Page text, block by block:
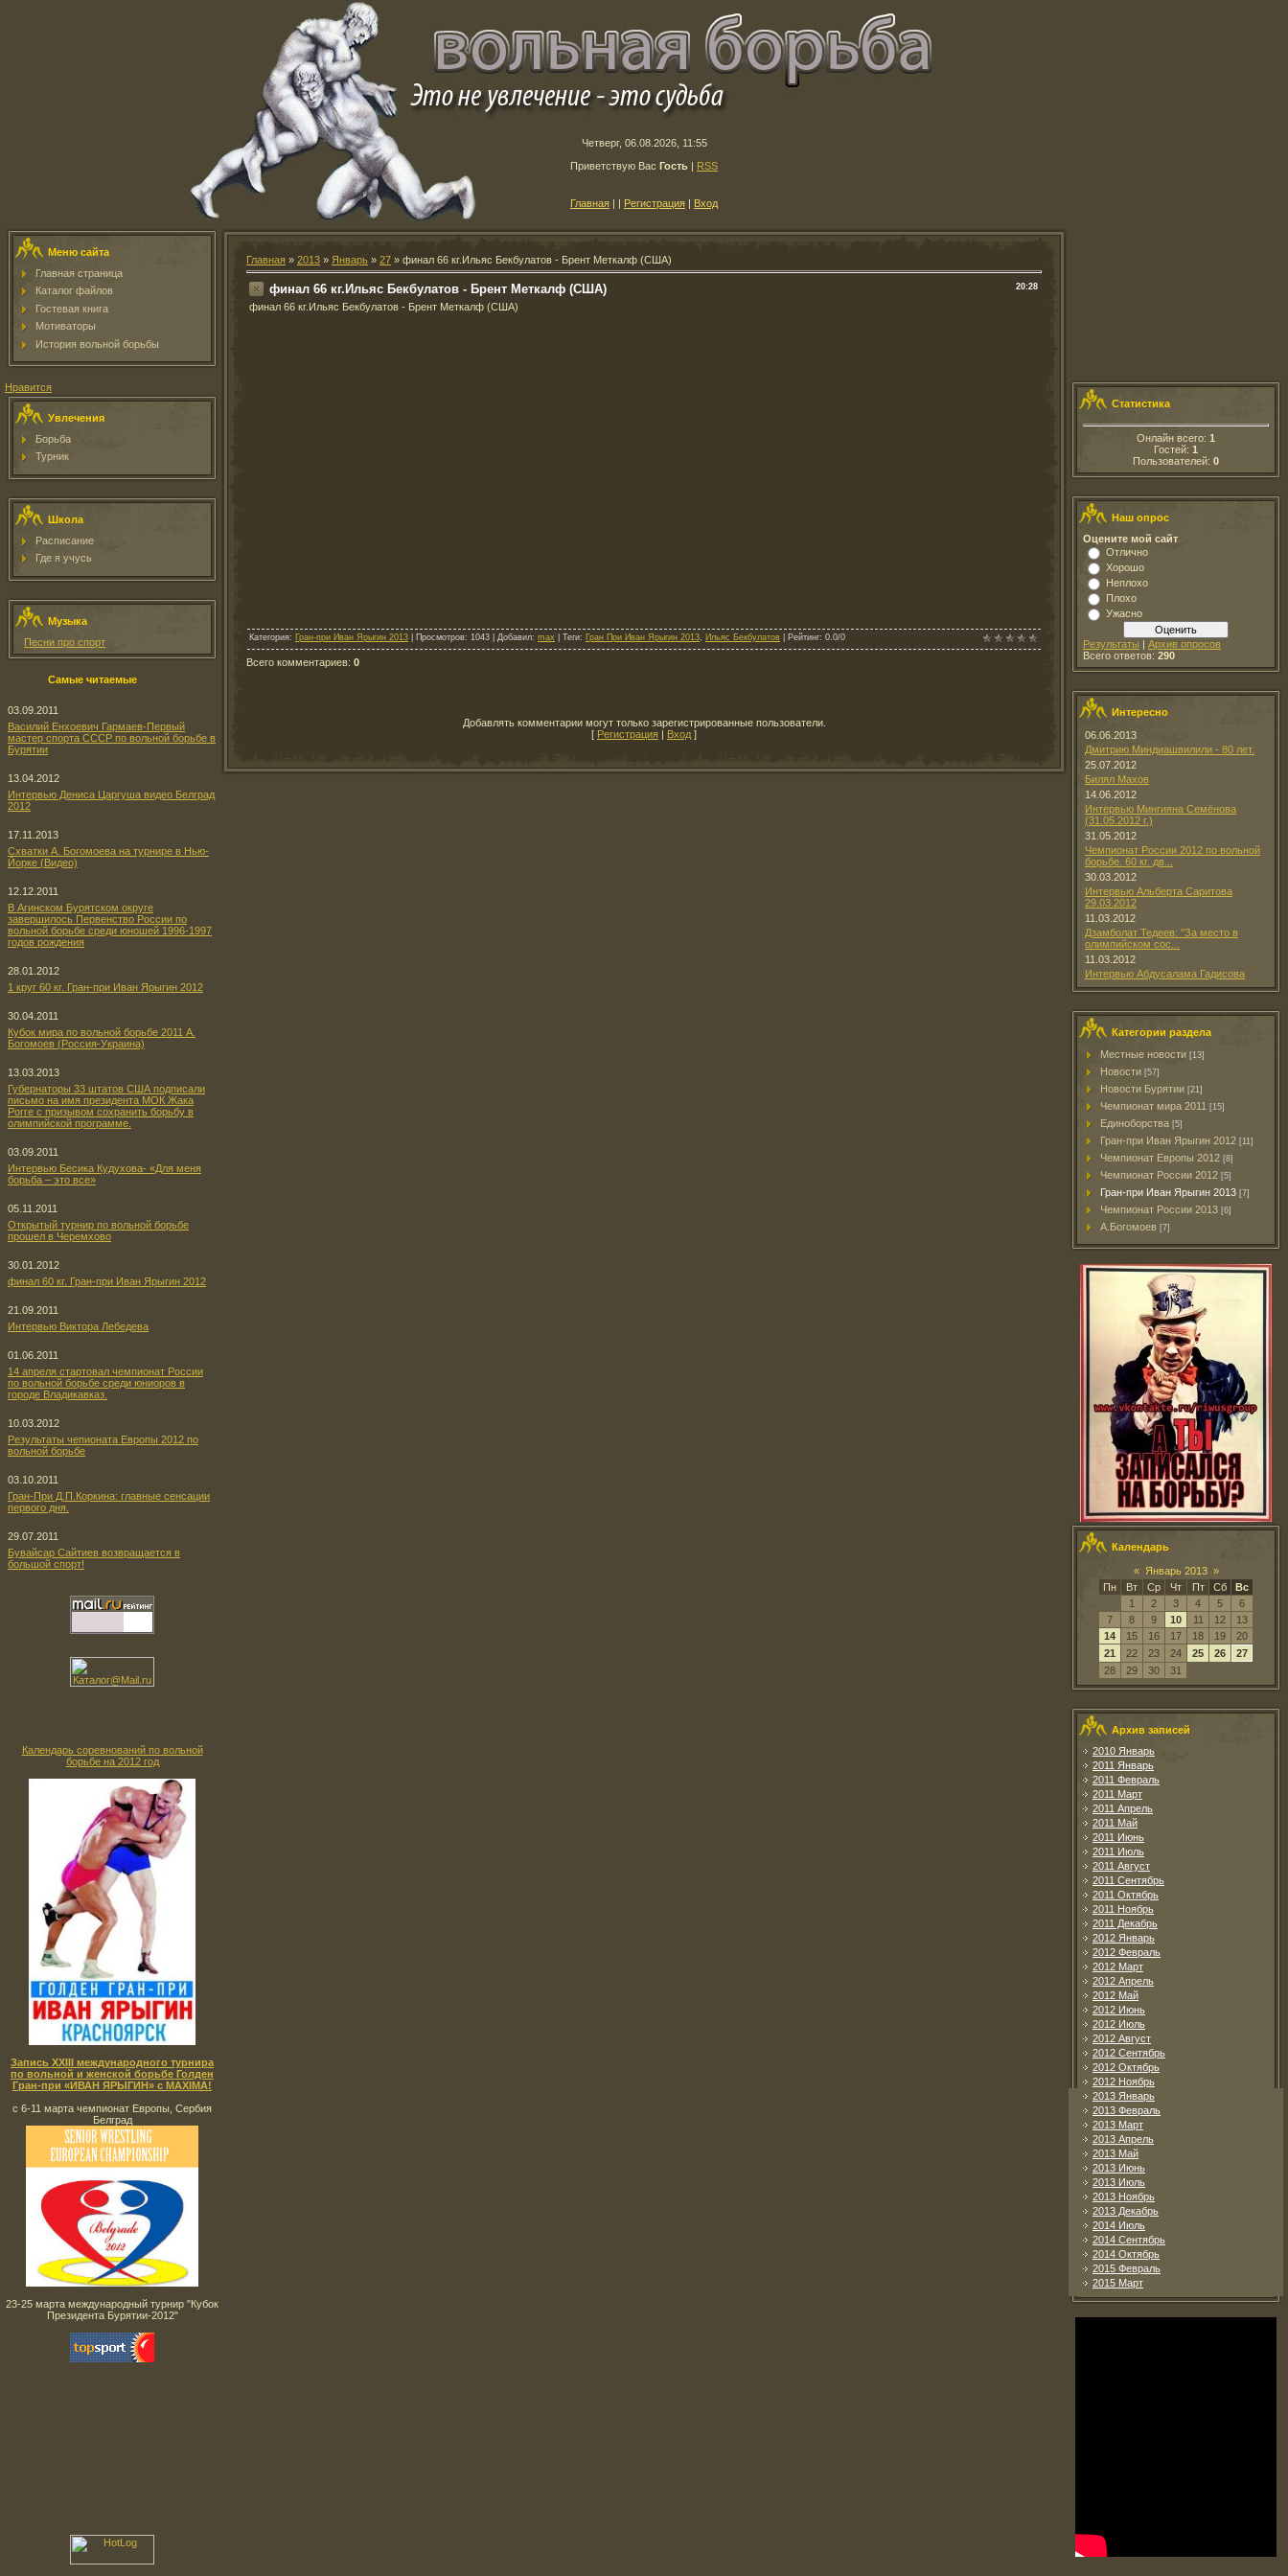
Четверг, 06.08.2026, 11:55
Приветствую Вас Гость | RSS
Главная | | Регистрация | Вход
Меню сайта
Главная страница
Каталог файлов
Гостевая книга
Мотиваторы
История вольной борьбы
Нравится
Увлечения
Борьба
Турник
Школа
Расписание
Где я учусь
Музыка
Песни про спорт
Самые читаемые
03.09.2011
Василий Енхоевич Гармаев-Первый
мастер спорта СССР по вольной борьбе в
Бурятии
13.04.2012
Интервью Дениса Царгуша видео Белград
2012
17.11.2013
Схватки А. Богомоева на турнире в Нью-
Йорке (Видео)
12.12.2011
В Агинском Бурятском округе
завершилось Первенство России по
вольной борьбе среди юношей 1996-1997
годов рождения
28.01.2012
1 круг 60 кг. Гран-при Иван Ярыгин 2012
30.04.2011
Кубок мира по вольной борьбе 2011 А.
Богомоев (Россия-Украина)
13.03.2013
Губернаторы 33 штатов США подписали
письмо на имя президента МОК Жака
Рогге с призывом сохранить борьбу в
олимпийской программе.
03.09.2011
Интервью Бесика Кудухова- «Для меня
борьба – это все»
05.11.2011
Открытый турнир по вольной борьбе
прошел в Черемхово
30.01.2012
финал 60 кг. Гран-при Иван Ярыгин 2012
21.09.2011
Интервью Виктора Лебедева
01.06.2011
14 апреля стартовал чемпионат России
по вольной борьбе среди юниоров в
городе Владикавказ.
10.03.2012
Результаты чепионата Европы 2012 по
вольной борьбе
03.10.2011
Гран-При Д.П.Коркина: главные сенсации
первого дня.
29.07.2011
Бувайсар Сайтиев возвращается в
большой спорт!
Календарь соревнований по вольной
борьбе на 2012 год
Запись XXIII международного турнира
по вольной и женской борьбе Голден
Гран-при «ИВАН ЯРЫГИН» с MAXIMA!
с 6-11 марта чемпионат Европы, Сербия
Белград
23-25 марта международный турнир "Кубок
Президента Бурятии-2012"
Главная » 2013 » Январь » 27 » финал 66 кг.Ильяс Бекбулатов - Брент Меткалф (США)
20:28
финал 66 кг.Ильяс Бекбулатов - Брент Меткалф (США)
финал 66 кг.Ильяс Бекбулатов - Брент Меткалф (США)
Категория: Гран-при Иван Ярыгин 2013 Просмотров: 1043 | Добавил: max Теги: Гран При Иван Ярыгин 2013 Ильяс Бекбулатов Рейтинг: 0.0/0
Всего комментариев: 0
Добавлять комментарии могут только зарегистрированные пользователи.
[ Регистрация | Вход ]
Статистика
Онлайн всего: 1
Гостей: 1
Пользователей: 0
Наш опрос
Оцените мой сайт
Отлично
Хорошо
Неплохо
Плохо
Ужасно
Результаты | Архив опросов
Всего ответов: 290
Интересно
06.06.2013
Дмитрию Миндиашвилили - 80 лет.
25.07.2012
Билял Махов
14.06.2012
Интервью Мингияна Семёнова
(31.05.2012 г.)
31.05.2012
Чемпионат России 2012 по вольной
борьбе. 60 кг. дв...
30.03.2012
Интервью Альберта Саритова
29.03.2012
11.03.2012
Дзамболат Тедеев: "За место в
олимпийском сос...
11.03.2012
Интервью Абдусалама Гадисова
Категории раздела
Местные новости [13]
Новости [57]
Новости Бурятии [21]
Чемпионат мира 2011 [15]
Единоборства [5]
Гран-при Иван Ярыгин 2012 [11]
Чемпионат Европы 2012 [8]
Чемпионат России 2012 [5]
Гран-при Иван Ярыгин 2013 [7]
Чемпионат России 2013 [6]
А.Богомоев [7]
Календарь
« Январь 2013 »
Пн
Вт Ср Чт Пт Сб
Вс
1
2 3 4 5
6
7
8 9 10 11 12
13
14
15 16 17 18 19
20
21
22 23 24 25 26
27
28
29 30 31
Архив записей
2010 Январь
2011 Январь
2011 Февраль
2011 Март
2011 Апрель
2011 Май
2011 Июнь
2011 Июль
2011 Август
2011 Сентябрь
2011 Октябрь
2011 Ноябрь
2011 Декабрь
2012 Январь
2012 Февраль
2012 Март
2012 Апрель
2012 Май
2012 Июнь
2012 Июль
2012 Август
2012 Сентябрь
2012 Октябрь
2012 Ноябрь
2013 Январь
2013 Февраль
2013 Март
2013 Апрель
2013 Май
2013 Июнь
2013 Июль
2013 Ноябрь
2013 Декабрь
2014 Июль
2014 Сентябрь
2014 Октябрь
2015 Февраль
2015 Март